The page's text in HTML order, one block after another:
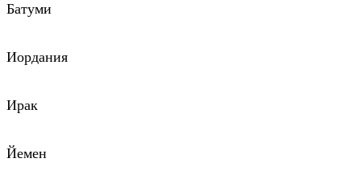
Батуми
Иордания
Ирак
Йемен